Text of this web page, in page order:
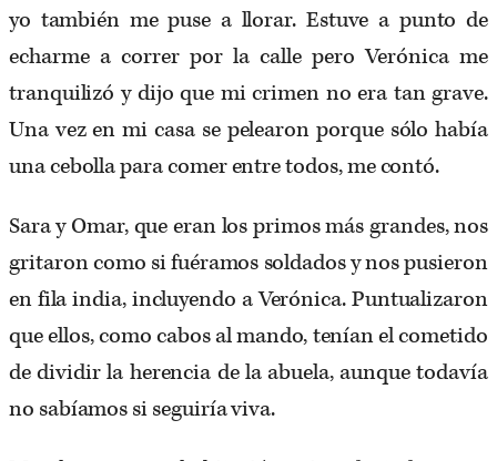
yo también me puse a llorar. Estuve a punto de
echarme a correr por la calle pero Verónica me
tranquilizó y dijo que mi crimen no era tan grave.
Una vez en mi casa se pelearon porque sólo había
una cebolla para comer entre todos, me contó.
Sara y Omar, que eran los primos más grandes, nos
gritaron como si fuéramos soldados y nos pusieron
en fila india, incluyendo a Verónica. Puntualizaron
que ellos, como cabos al mando, tenían el cometido
de dividir la herencia de la abuela, aunque todavía
no sabíamos si seguiría viva.